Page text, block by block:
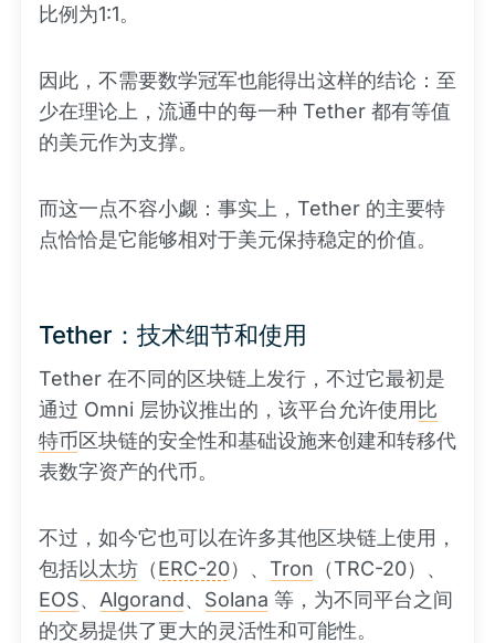
比例为1:1。
因此，不需要数学冠军也能得出这样的结论：至
少在理论上，流通中的每一种 Tether 都有等值
的美元作为支撑。
而这一点不容小觑：事实上，Tether 的主要特
点恰恰是它能够相对于美元保持稳定的价值。
Tether：技术细节和使用
Tether 在不同的区块链上发行，不过它最初是
通过 Omni 层协议推出的，该平台允许使用 比
特币区块链的安全性和基础设施来创建和转移代
表数字资产的代币。
不过，如今它也可以在许多其他区块链上使用，
包括以太坊 （ERC-20）、 Tron （TRC-20）、
EOS、 Algorand、 Solana 等，为不同平台之间
的交易提供了更大的灵活性和可能性。